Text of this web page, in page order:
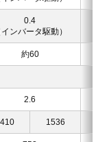
0.4
インバータ駆動）
約60
2.6
1536